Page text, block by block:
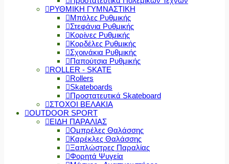
ΡΥΘΜΙΚΗ ΓΥΜΝΑΣΤΙΚΗ
Μπάλες Ρυθμικής
Στεφάνια Ρυθμικής
Κορίνες Ρυθμικής
Κορδέλες Ρυθμικής
Σχοινάκια Ρυθμικής
Παπούτσια Ρυθμικής
ROLLER - SKATE
Rollers
Skateboards
Προστατευτικά Skateboard
ΣΤΟΧΟΙ ΒΕΛΑΚΙΑ
OUTDOOR SPORT
ΕΙΔΗ ΠΑΡΑΛΙΑΣ
Ομπρέλες Θαλάσσης
Καρέκλες Θαλάσσης
Ξαπλώστρες Παραλίας
Φορητά Ψυγεία